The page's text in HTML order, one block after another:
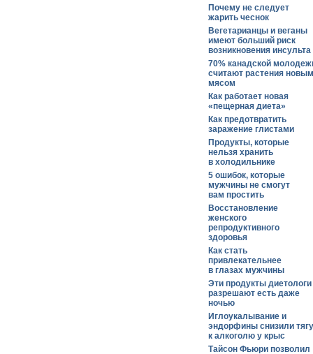
Почему не следует
жарить чеснок
Вегетарианцы и веганы
имеют больший риск
возникновения инсульта
70% канадской
считают растения новым
мясом
Как работает новая
«пещерная диета»
Как предотвратить
заражение глистами
Продукты, которые
нельзя хранить
в холодильнике
5 ошибок, которые
мужчины не смогут
вам простить
Восстановление
женского
репродуктивного
здоровья
Как стать
привлекательнее
в глазах мужчины
Эти продукты диетологи
разрешают есть даже
ночью
Иглоукалывание и
эндорфины снизили тягу
к алкоголю у крыс
Тайсон Фьюри позволил